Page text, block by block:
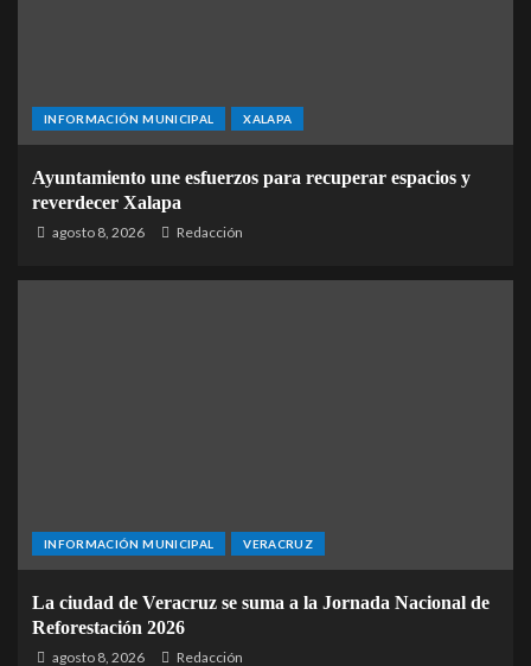
INFORMACIÓN MUNICIPAL XALAPA
Ayuntamiento une esfuerzos para recuperar espacios y
reverdecer Xalapa
agosto 8, 2026 Redacción
INFORMACIÓN MUNICIPAL VERACRUZ
La ciudad de Veracruz se suma a la Jornada Nacional de
Reforestación 2026
agosto 8, 2026 Redacción